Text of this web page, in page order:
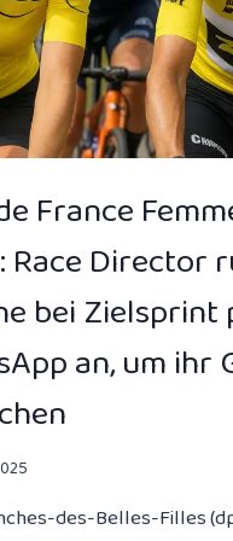
France
Race Director
bei Zielsprint
an, um ihr
des-Belles-Filles